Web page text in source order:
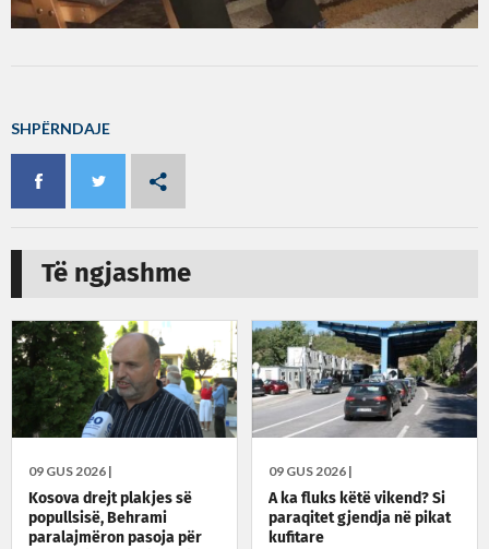
SHPËRNDAJE
Të ngjashme
09 GUS 2026 |
Kosova drejt plakjes së
popullsisë, Behrami
paralajmëron pasoja për
09 GUS 2026 |
A ka fluks këtë vikend? Si
paraqitet gjendja në pikat
kufitare